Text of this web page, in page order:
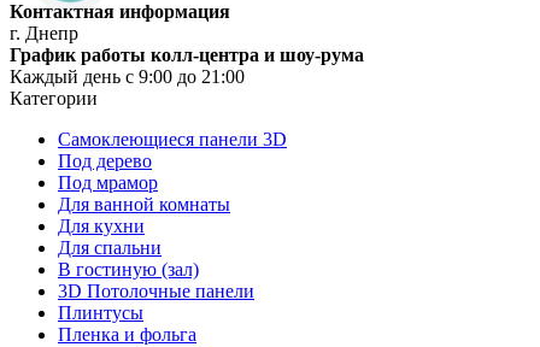
Контактная информация
г. Днепр
График работы колл-центра и шоу-рума
Каждый день с 9:00 до 21:00
Категории
Самоклеющиеся панели 3D
Под дерево
Под мрамор
Для ванной комнаты
Для кухни
Для спальни
В гостиную (зал)
3D Потолочные панели
Плинтусы
Пленка и фольга